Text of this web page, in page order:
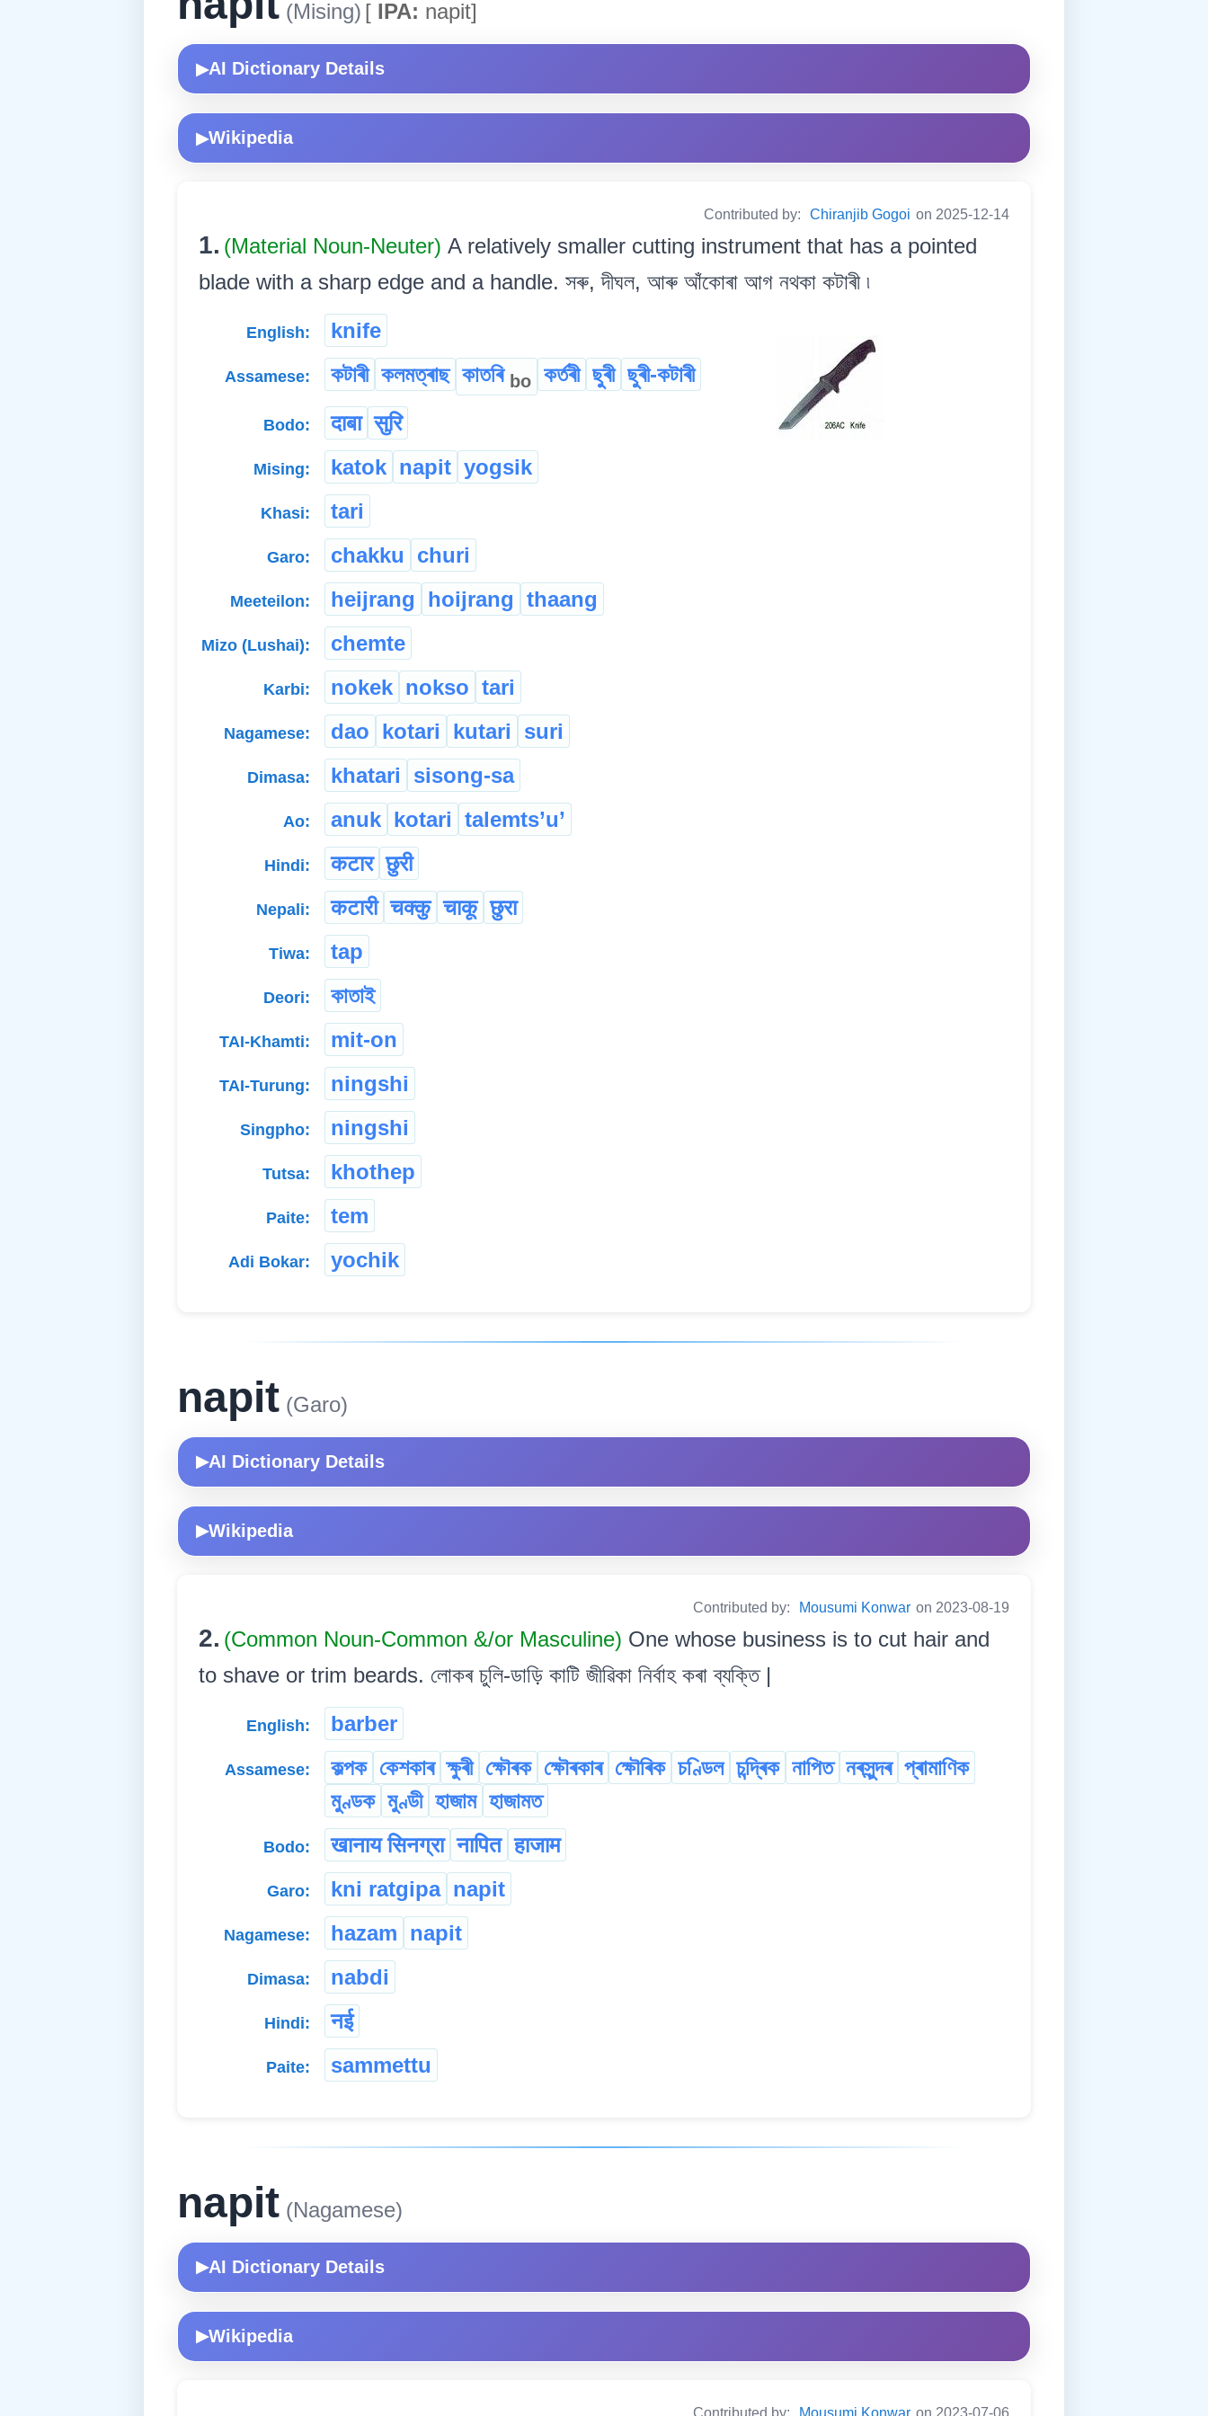
(Mising) [ IPA: napit]
▶AI Dictionary Details
▶Wikipedia
Contributed by: Chiranjib Gogoi on 2025-12-14
1. (Material Noun-Neuter) A relatively smaller cutting instrument that has a pointed
blade with a sharp edge and a handle. সৰু, দীঘল, আৰু আঁকোৰা আগ নথকা কটাৰী ৷
English: knife
Assamese: কটাৰী কলমত্ৰাছ কাতৰি bo কৰ্তৰী ছুৰী ছুৰী-কটাৰী
Bodo: दाबा सुरि
Mising: katok napit yogsik
Khasi: tari
Garo: chakku churi
Meeteilon: heijrang hoijrang thaang
Mizo (Lushai): chemte
Karbi: nokek nokso tari
Nagamese: dao kotari kutari suri
Dimasa: khatari sisong-sa
Ao: anuk kotari talemts’u’
Hindi: कटार छुरी
Nepali: कटारी चक्कु चाकू छुरा
Tiwa: tap
Deori: কাতাই
TAI-Khamti: mit-on
TAI-Turung: ningshi
Singpho: ningshi
Tutsa: khothep
Paite: tem
Adi Bokar: yochik
napit (Garo)
▶AI Dictionary Details
▶Wikipedia
Contributed by: Mousumi Konwar on 2023-08-19
2. (Common Noun-Common &/or Masculine) One whose business is to cut hair and
to shave or trim beards. লোকৰ চুলি-ডাড়ি কাটি জীৱিকা নিৰ্বাহ কৰা ব্যক্তি |
English: barber
Assamese: কল্পক কেশকাৰ ক্ষুৰী ক্ষৌৰক ক্ষৌৰকাৰ ক্ষৌৰিক চণ্ডিল চন্দ্ৰিক নাপিত নৰসুন্দৰ প্ৰামাণিক
মুণ্ডক মুণ্ডী হাজাম হাজামত
Bodo: खानाय सिनग्रा नापित हाजाम
Garo: kni ratgipa napit
Nagamese: hazam napit
Dimasa: nabdi
Hindi: नई
Paite: sammettu
napit (Nagamese)
▶AI Dictionary Details
▶Wikipedia
Contributed by: Mousumi Konwar on 2023-07-06